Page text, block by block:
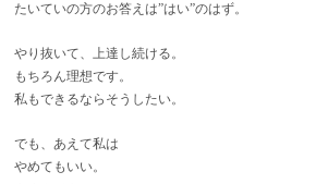
たいていの方のお答えは”はい”のはず。
やり抜いて、上達し続ける。
もちろん理想です。
私もできるならそうしたい。
でも、あえて私は
やめてもいい。